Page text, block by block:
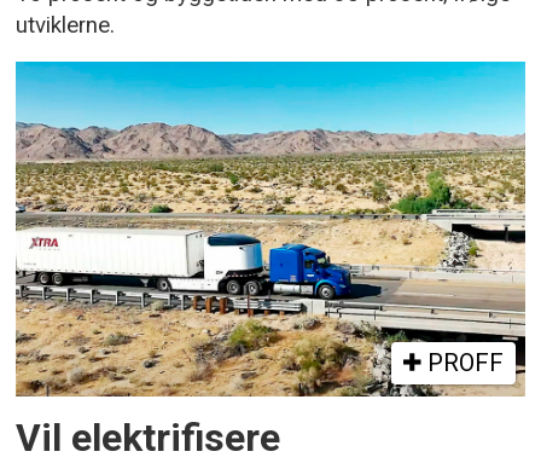
utviklerne.
PROFF
Vil elektrifisere